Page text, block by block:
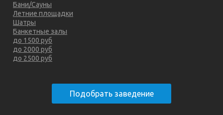
Бани/Сауны
Летние площадки
Шатры
Банкетные залы
до 1500 руб
до 2000 руб
до 2500 руб
Подобрать заведение